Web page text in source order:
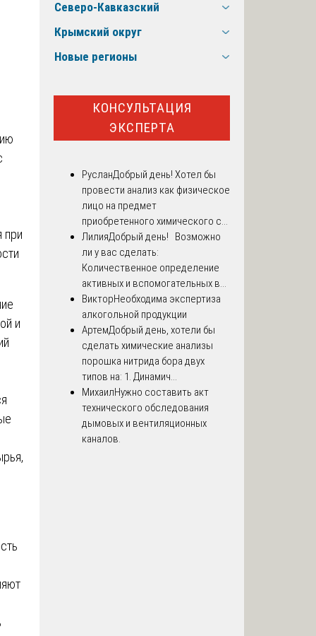
при
и
Северо-Кавказский
Крымский округ
Новые регионы
КОНСУЛЬТАЦИЯ
ЭКСПЕРТА
РусланДобрый день! Хотел бы
провести анализ как физическое
лицо на предмет
приобретенного химического с...
ЛилияДобрый день! Возможно
ли у вас сделать:
Количественное определение
активных и вспомогательных в...
ВикторНеобходима экспертиза
алкогольной продукции
АртемДобрый день, хотели бы
сделать химические анализы
порошка нитрида бора двух
типов на: 1. Динамич...
МихаилНужно составить акт
технического обследования
дымовых и вентиляционных
каналов.